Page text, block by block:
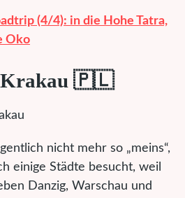
(4/4): in die Hohe Tatra,
Oko
Krakau 🇵🇱
nicht mehr so „meins“,
einige Städte besucht, weil
Danzig, Warschau und